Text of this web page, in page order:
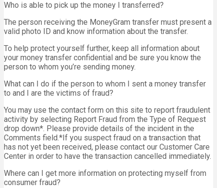
Who is able to pick up the money I transferred?
The person receiving the MoneyGram transfer must present a
valid photo ID and know information about the transfer.
To help protect yourself further, keep all information about
your money transfer confidential and be sure you know the
person to whom you’re sending money.
What can I do if the person to whom I sent a money transfer
to and I are the victims of fraud?
You may use the contact form on this site to report fraudulent
activity by selecting Report Fraud from the Type of Request
drop down*. Please provide details of the incident in the
Comments field.*If you suspect fraud on a transaction that
has not yet been received, please contact our Customer Care
Center in order to have the transaction cancelled immediately.
Where can I get more information on protecting myself from
consumer fraud?